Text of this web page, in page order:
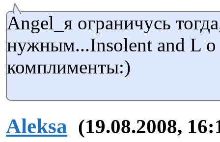
Angel_я ограничусь
нужным...Insolent and L o
комплименты:)
Aleksa (19.08.2008,